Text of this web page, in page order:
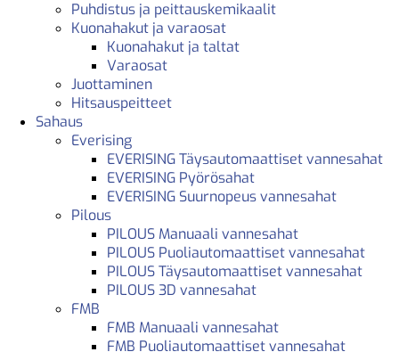
Puhdistus ja peittauskemikaalit
Kuonahakut ja varaosat
Kuonahakut ja taltat
Varaosat
Juottaminen
Hitsauspeitteet
Sahaus
Everising
EVERISING Täysautomaattiset vannesahat
EVERISING Pyörösahat
EVERISING Suurnopeus vannesahat
Pilous
PILOUS Manuaali vannesahat
PILOUS Puoliautomaattiset vannesahat
PILOUS Täysautomaattiset vannesahat
PILOUS 3D vannesahat
FMB
FMB Manuaali vannesahat
FMB Puoliautomaattiset vannesahat